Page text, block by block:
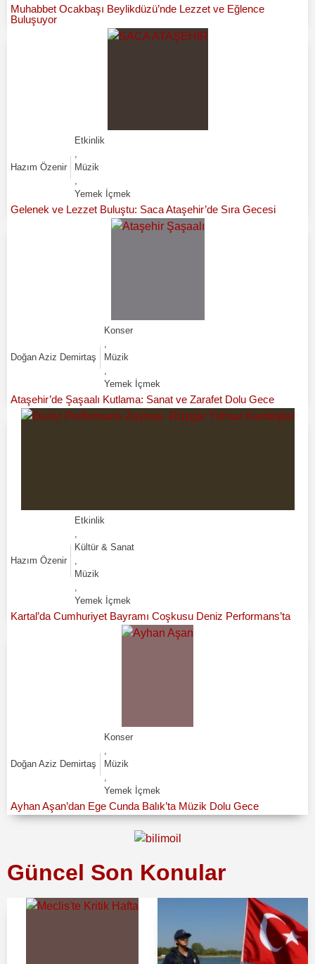
Muhabbet Ocakbaşı Beylikdüzü’nde Lezzet ve Eğlence
Buluşuyor
Hazım Özenir
Etkinlik
,
Müzik
,
Yemek İçmek
Gelenek ve Lezzet Buluştu: Saca Ataşehir’de Sıra Gecesi
Doğan Aziz Demirtaş
Konser
,
Müzik
,
Yemek İçmek
Ataşehir’de Şaşaalı Kutlama: Sanat ve Zarafet Dolu Gece
Hazım Özenir
Etkinlik
,
Kültür & Sanat
,
Müzik
,
Yemek İçmek
Kartal’da Cumhuriyet Bayramı Coşkusu Deniz Performans’ta
Doğan Aziz Demirtaş
Konser
,
Müzik
,
Yemek İçmek
Ayhan Aşan’dan Ege Cunda Balık’ta Müzik Dolu Gece
Güncel Son Konular